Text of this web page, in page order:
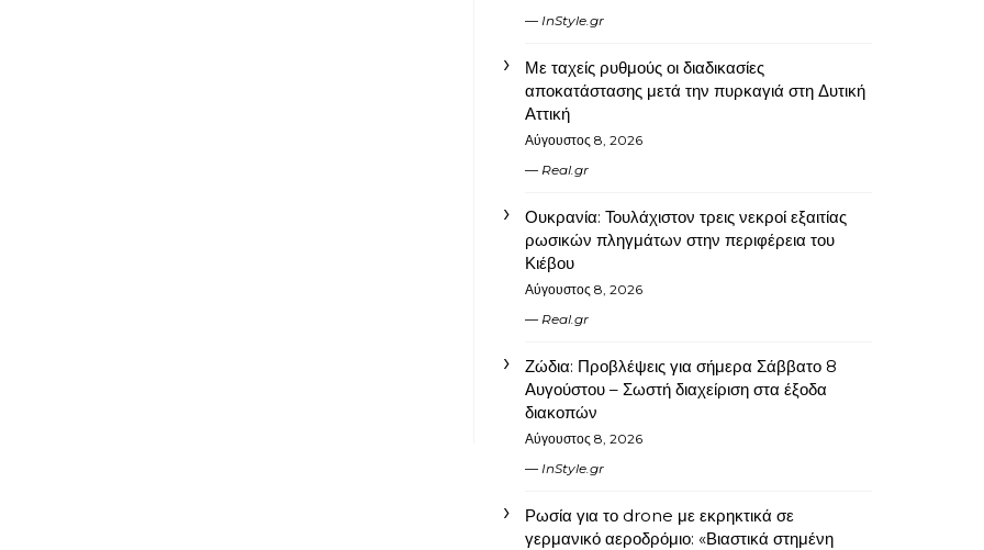
InStyle.gr
Με ταχείς ρυθμούς οι διαδικασίες
αποκατάστασης μετά την πυρκαγιά στη Δυτική
Αττική
Αύγουστος 8, 2026
Real.gr
Ουκρανία: Τουλάχιστον τρεις νεκροί εξαιτίας
ρωσικών πληγμάτων στην περιφέρεια του
Κιέβου
Αύγουστος 8, 2026
Real.gr
Ζώδια: Προβλέψεις για σήμερα Σάββατο 8
Αυγούστου – Σωστή διαχείριση στα έξοδα
διακοπών
Αύγουστος 8, 2026
InStyle.gr
Ρωσία για το drone με εκρηκτικά σε
γερμανικό αεροδρόμιο: «Βιαστικά στημένη